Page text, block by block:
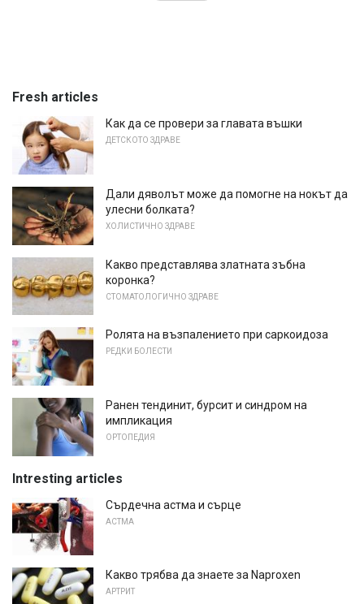
Fresh articles
Как да се провери за главата въшки
ДЕТСКОТО ЗДРАВЕ
Дали дяволът може да помогне на нокът да
улесни болката?
ХОЛИСТИЧНО ЗДРАВЕ
Какво представлява златната зъбна
коронка?
СТОМАТОЛОГИЧНО ЗДРАВЕ
Ролята на възпалението при саркоидоза
РЕДКИ БОЛЕСТИ
Ранен тендинит, бурсит и синдром на
импликация
ОРТОПЕДИЯ
Intresting articles
Сърдечна астма и сърце
АСТМА
Какво трябва да знаете за Naproxen
АРТРИТ